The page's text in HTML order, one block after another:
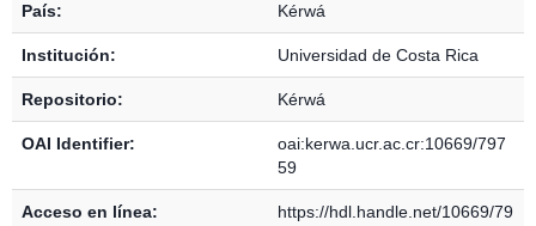
País: Kérwá
Institución: Universidad de Costa Rica
Repositorio: Kérwá
OAI Identifier:
oai:kerwa.ucr.ac.cr:10669/797
59
Acceso en línea:
https://hdl.handle.net/10669/79